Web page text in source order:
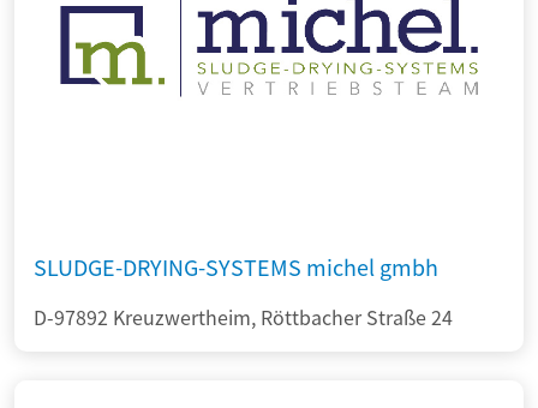
SLUDGE-DRYING-SYSTEMS michel gmbh
D-97892 Kreuzwertheim, Röttbacher Straße 24